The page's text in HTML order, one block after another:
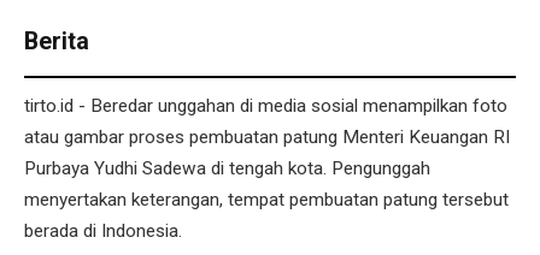
Berita
tirto.id - Beredar unggahan di media sosial menampilkan foto
atau gambar proses pembuatan patung Menteri Keuangan RI
Purbaya Yudhi Sadewa di tengah kota. Pengunggah
menyertakan keterangan, tempat pembuatan patung tersebut
berada di Indonesia.